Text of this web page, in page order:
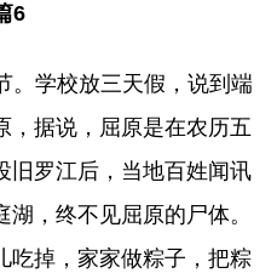
6
。学校放三天假，说到端
，据说，屈原是在农历五
旧罗江后，当地百姓闻讯
，终不见屈原的尸体。
吃掉，家家做粽子，把粽